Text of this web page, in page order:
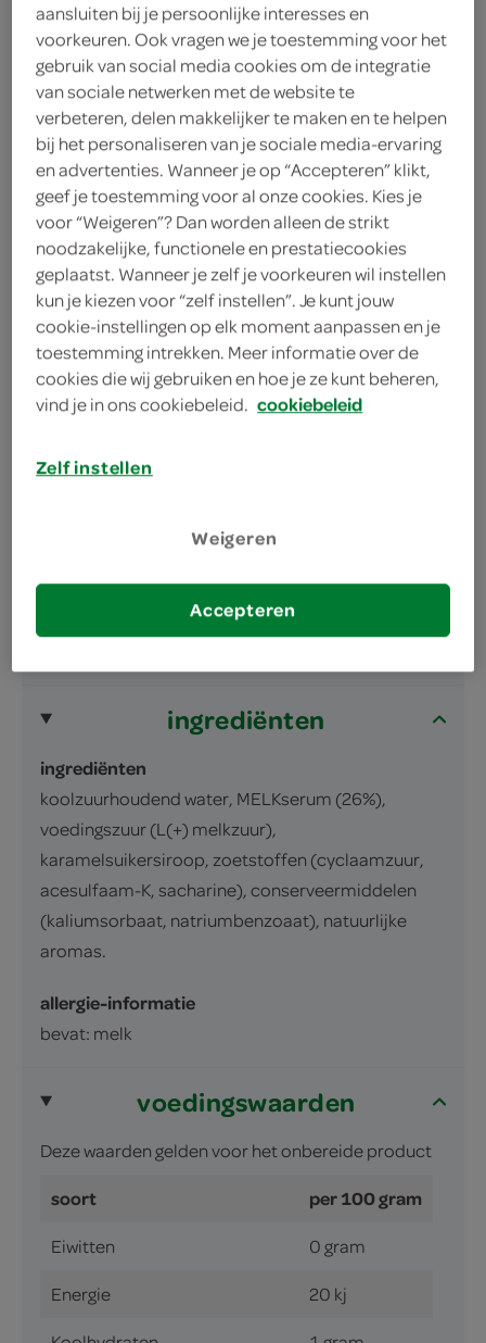
Let op: aanbiedingen zijn niet zichtbaar bij de
producten, maar worden wél automatisch
verwerkt in de winkelmand.
Rivella: Licht, Sprankelend, Uniek, Jouw Borrelmaatje!
Licht sprankelend, 5 kcal/100ml
Original Rivella smaak
Perfect voor de borrel
inhoud en gewicht
ingrediënten
ingrediënten
koolzuurhoudend water, MELKserum (26%),
voedingszuur (L(+) melkzuur),
karamelsuikersiroop, zoetstoffen (cyclaamzuur,
acesulfaam-K, sacharine), conserveermiddelen
(kaliumsorbaat, natriumbenzoaat), natuurlijke
aromas.
allergie-informatie
bevat: melk
voedingswaarden
Deze waarden gelden voor het onbereide product
soort per 100 gram
Eiwitten 0 gram
Energie 20 kj
aansluiten bij je persoonlijke interesses en
voorkeuren. Ook vragen we je toestemming voor het
gebruik van social media cookies om de integratie
van sociale netwerken met de website te
verbeteren, delen makkelijker te maken en te helpen
bij het personaliseren van je sociale media-ervaring
en advertenties. Wanneer je op “Accepteren” klikt,
geef je toestemming voor al onze cookies. Kies je
voor “Weigeren”? Dan worden alleen de strikt
noodzakelijke, functionele en prestatiecookies
geplaatst. Wanneer je zelf je voorkeuren wil instellen
kun je kiezen voor “zelf instellen”. Je kunt jouw
cookie-instellingen op elk moment aanpassen en je
toestemming intrekken. Meer informatie over de
cookies die wij gebruiken en hoe je ze kunt beheren,
vind je in ons cookiebeleid. cookiebeleid
Zelf instellen
Weigeren
Accepteren